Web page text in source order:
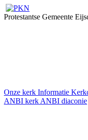
Protestantse Gemeente
Onze kerk Informatie
ANBI kerk ANBI diaconie